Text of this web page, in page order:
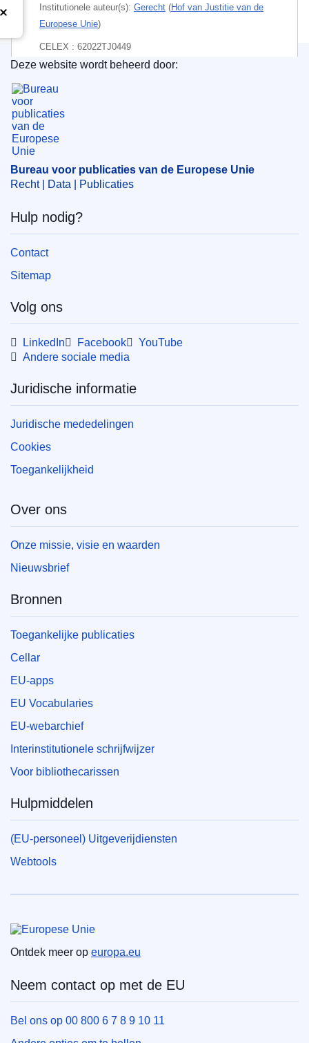
Institutionele auteur(s): Gerecht (Hof van Justitie van de
Europese Unie)
CELEX : 62022TJ0449
ECLI : ECLI:EU:T:2024:866
Bureau voor publicaties van de Europese Unie
Deze website wordt beheerd door:
Bureau voor publicaties van de Europese Unie
Recht | Data | Publicaties
Hulp nodig?
Contact
Sitemap
Volg ons
LinkedIn Facebook
YouTube
Andere sociale media
Juridische informatie
Juridische mededelingen
Cookies
Toegankelijkheid
Over ons
Onze missie, visie en waarden
Nieuwsbrief
Bronnen
Toegankelijke publicaties
Cellar
EU-apps
EU Vocabularies
EU-webarchief
Interinstitutionele schrijfwijzer
Voor bibliothecarissen
Hulpmiddelen
(EU-personeel) Uitgeverijdiensten
Webtools
Ontdek meer op europa.eu
Neem contact op met de EU
Bel ons op 00 800 6 7 8 9 10 11